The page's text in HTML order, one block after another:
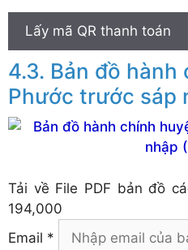
Lấy mã QR thanh toán
Bản đồ hành
Phước trước sáp
Tải về File PDF bản đồ
194,000
Email *